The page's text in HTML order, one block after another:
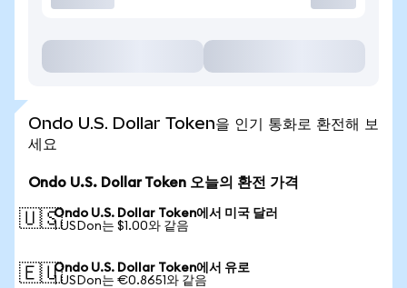
Ondo U.S. Dollar Token을 인기 통화로 환전해 보
세요
Ondo U.S. Dollar Token 오늘의 환전 가격
🇺🇸Ondo U.S. Dollar Token에서 미국 달러
1 USDon는 $1.00와 같음
🇪🇺Ondo U.S. Dollar Token에서 유로
1 USDon는 €0.8651와 같음